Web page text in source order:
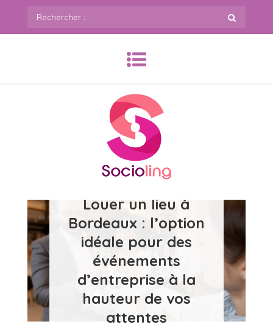
Rechercher
:
SoCioling.org Louer un lieu à
Bordeaux : l’option
idéale pour des
événements
d’entreprise à la
hauteur de vos
attentes